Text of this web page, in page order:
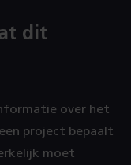
dit
over het
project bepaalt
moet